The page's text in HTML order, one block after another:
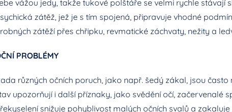
vážou jedy, takže tukové polštáře se velmi rychle stávají
zátěž, jež je s tím spojená, připravuje vhodné
zátěží přes chřipku, revmatické záchvaty, nežity a
PROBLÉMY
různých očních poruch, jako např. šedý zákal, jsou
upozorňují i další příznaky, jako svědění očí, začervenalé
snižuje pohyblivost malých očních svalů a zakaluje